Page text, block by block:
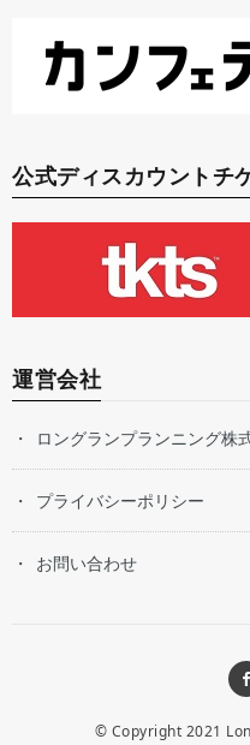
公式ディスカウントチ
運営会社
ロングランプランニング株
プライバシーポリシー
お問い合わせ
© Copyright 2021